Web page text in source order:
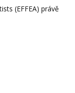
(EFFEA) právě